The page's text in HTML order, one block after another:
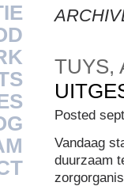
TUYS,
Posted
Vandaag
duurzaam